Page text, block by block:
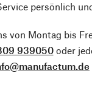
persönlich
von Montag bis
939050oder